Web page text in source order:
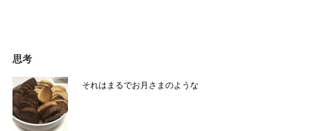
思考
それはまるでお月さまのような